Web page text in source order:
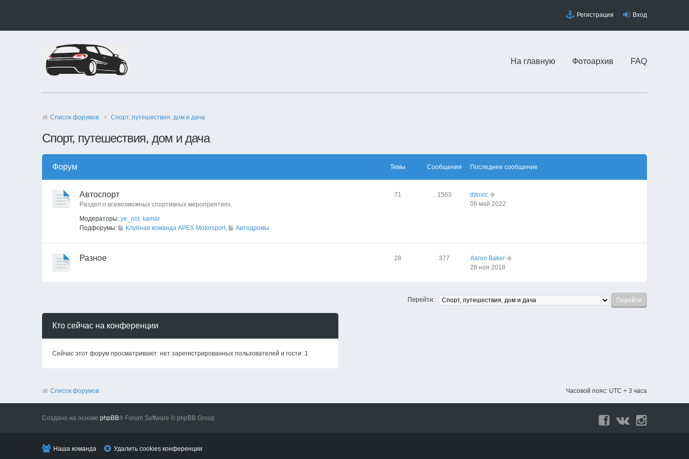
Регистрация Вход
На главную Фотоархив FAQ
Список форумов Спорт, путешествия, дом и дача
Спорт, путешествия, дом и дача
Форум Темы Сообщения Последнее сообщение
Автоспорт
Раздел о всевозможных спортивных мероприятиях.
Модераторы: ye_not, kamar
Подфорумы:
Клубная команда APEX Motorsport, Автодромы
71 1563
djtoxic
06 май 2022
Разное 28 377
Aaron Baker
28 ноя 2018
Перейти:
Кто сейчас на конференции
Сейчас этот форум просматривают: нет зарегистрированных пользователей и гости: 1
Список форумов Часовой пояс: UTC + 3 часа
Создано на основе phpBB® Forum Software © phpBB Group
Наша команда Удалить cookies конференции